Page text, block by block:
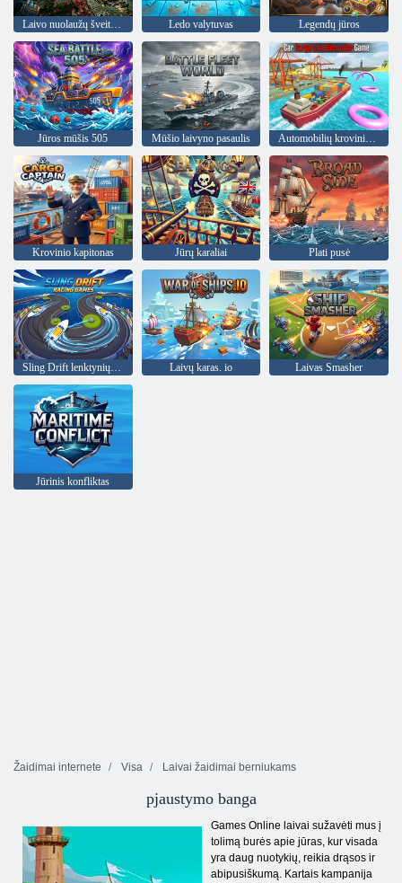
Ledo valytuvas Legendų jūros
Jūros mūšis 505 Mūšio laivyno pasaulis Automobilių krovininio laivo simuliatoriaus žaidimas
Krovinio kapitonas Jūrų karaliai Plati pusė
Sling Drift lenktynių žaidimai Laivų karas. io Laivas Smasher
Jūrinis konfliktas
Žaidimai internete Visa Laivai žaidimai berniukams
pjaustymo banga
Games Online laivai sužavėti mus į
tolimą burės apie jūras, kur visada
yra daug nuotykių, reikia drąsos ir
abipusiškumą. Kartais kampanija